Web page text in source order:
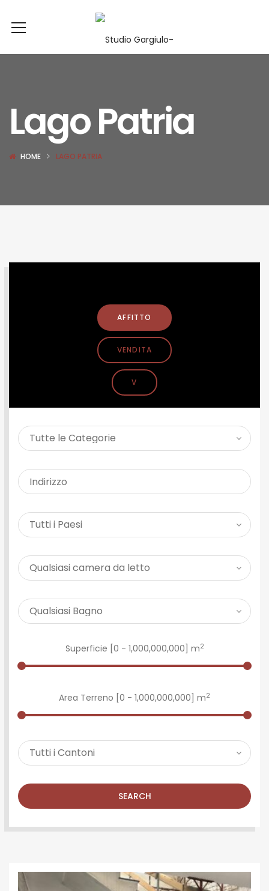
Lago Patria
HOME LAGO PATRIA
AFFITTO
VENDITA
V
Superficie [ 0 - 1,000,000,000 ] m2
Area Terreno [ 0 - 1,000,000,000 ] m2
SEARCH